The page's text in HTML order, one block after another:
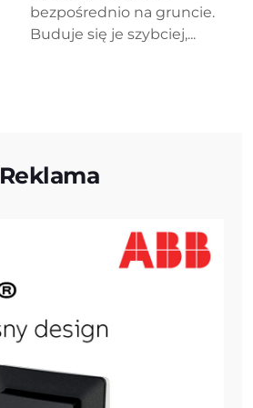
bezpośrednio na gruncie.
Buduje się je szybciej,...
Reklama